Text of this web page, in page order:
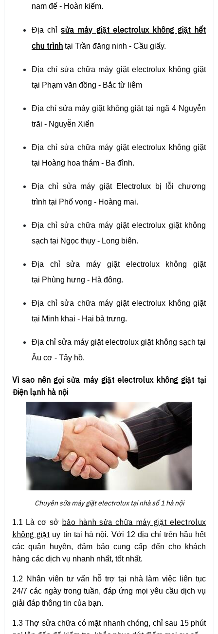
nam đế - Hoàn kiếm.
Địa chỉsửa máy giặt electroluxkhông giặt hết
chu trình tại Trần đăng ninh - Cầu giấy.
Địa chỉ sửa chữa máy giặt electrolux không giặt
tại Phạm văn đồng - Bắc từ liêm
Địa chỉ sửa máy giặt không giặt tại ngã 4 Nguyễn
trãi - Nguyễn Xiển
Địa chỉ sửa chữa máy giặt electrolux không giặt
tại Hoàng hoa thám - Ba đình.
Địa chỉ sửa máy giặt Electrolux bị lỗi chương
trình tại Phố vọng - Hoàng mai.
Địa chỉ sửa chữa máy giặt electrolux giặt không
sạch tại Ngọc thụy - Long biên.
Địa chỉ sửa máy giặt electrolux không giặt
tại Phùng hưng - Hà đông.
Địa chỉ sửa chữa máy giặt electrolux không giặt
tại Minh khai - Hai bà trưng.
Địa chỉ sửa máy giặt electrolux giặt không sạch tại
Âu cơ - Tây hồ.
Vì sao nên gọi sửa máy giặt electrolux không giặt tại
Điện lạnh hà nội
Chuyên sửa máy giặt electrolux tại nhà số 1 hà nội
1.1 Là cơ sở bảo hành sửa chữa máy giặt electrolux
không giặt uy tín tại hà nội. Với 12 địa chỉ trên hầu hết
các quận huyện, đảm bảo cung cấp đến cho khách
hàng các dịch vụ nhanh nhất, tốt nhất.
1.2 Nhân viên tư vấn hỗ trợ tại nhà làm việc liên tục
24/7 các ngày trong tuần, đáp ứng mọi yêu cầu dịch vụ
giải đáp thông tin của bạn.
1.3 Thợ sửa chữa có mặt nhanh chóng, chỉ sau 15 phút